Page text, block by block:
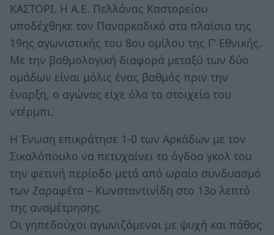
ΚΑΣΤΟΡΙ. Η Α.Ε. Πελλάνας Καστορείου
υποδέχθηκε τον Παναρκαδικό στα πλαίσια της
19ης αγωνιστικής του 8ου ομίλου της Γ' Εθνικής.
Με την βαθμολογική διαφορά μεταξύ των δύο
ομάδων είναι μόλις ένας βαθμός πριν την
έναρξη, ο αγώνας είχε όλα τα στοιχεία του
ντέρμπι.
Η Ένωση επικράτησε 1-0 των Αρκάδων με τον
Σικαλόπουλο να πετυχαίνει το όγδοο γκολ του
την φετινή περίοδο μετά από ωραίο συνδυασμό
των Ζαραφέτα – Κωνσταντινίδη στο 13ο λεπτό
της αναμέτρησης.
Οι γηπεδούχοι αγωνιζόμενοι με ψυχή και πάθος